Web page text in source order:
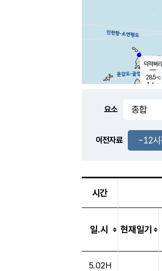
-
덕적북리
28.5℃
1.4 m/s
요소
이전자료 -12시
시간
일.시 현재일기
5.02H